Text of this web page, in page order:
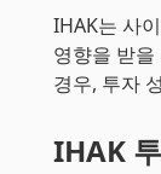
IHAK는 사
영향을 받
경우, 투자
IHAK